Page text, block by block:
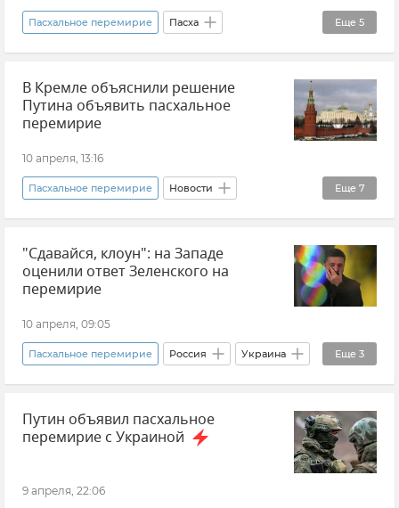
Еще 5
Пасхальное перемирие Пасха
Новости СВО Вооруженные силы России
ВСУ (Вооруженные силы Украины)
Украина
В Кремле объяснили решение
Путина объявить пасхальное
перемирие
10 апреля, 13:16
Еще 7
Пасхальное перемирие Новости
Дмитрий Песков Кремль
Владимир Путин (политик) Россия
Пасха Мнения
"Сдавайся, клоун": на Западе
оценили ответ Зеленского на
перемирие
10 апреля, 09:05
Еще 3
Пасхальное перемирие Россия Украина
Владимир Путин (политик)
Владимир Зеленский Новости СВО
Путин объявил пасхальное
перемирие с Украиной
9 апреля, 22:06